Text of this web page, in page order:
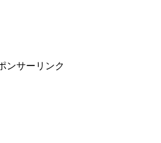
ンサーリンク